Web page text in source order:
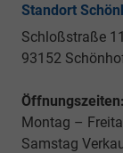
Standort
Schloßstraße 11
93152
Öffnungszeiten:
Montag –
Samstag